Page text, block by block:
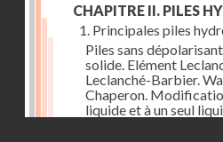
CHAPITRE II. PILES
1. Principales piles
Piles sans
solide. Elément
Leclanché-Barbier.
Chaperon.
liquide et à un seul